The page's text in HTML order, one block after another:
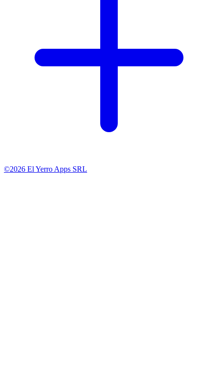
©2026 El Yerro Apps SRL